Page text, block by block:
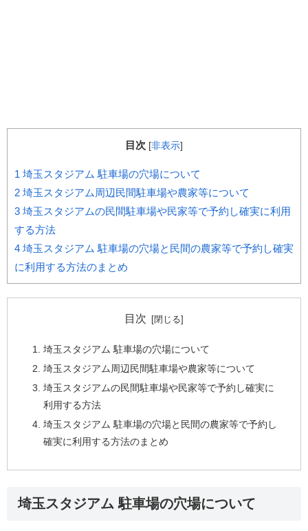
目次 [非表示]
1 埼玉スタジアム 駐車場の穴場について
2 埼玉スタジアム周辺民間駐車場や農家等について
3 埼玉スタジアムの民間駐車場や民家等で予約し確実に利用
する方法
4 埼玉スタジアム 駐車場の穴場と民間の農家等で予約し確実
に利用する方法のまとめ
目次
埼玉スタジアム 駐車場の穴場について
埼玉スタジアム周辺民間駐車場や農家等について
埼玉スタジアムの民間駐車場や民家等で予約し確実に
利用する方法
埼玉スタジアム 駐車場の穴場と民間の農家等で予約し
確実に利用する方法のまとめ
埼玉スタジアム 駐車場の穴場について